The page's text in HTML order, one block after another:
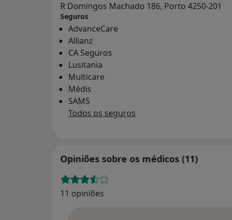
R Domingos Machado 186, Porto 4250-201
Seguros
AdvanceCare
Allianz
CA Seguros
Lusitania
Multicare
Médis
SAMS
Todos os seguros
Opiniões sobre os médicos (11)
11 opiniões